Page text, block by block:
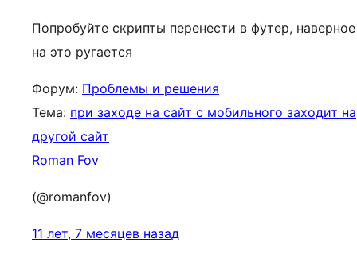
Попробуйте скрипты перенести в футер, наверное
на это ругается
Форум: Проблемы и решения
Тема: при заходе на сайт с мобильного заходит на
другой сайт
Roman Fov
(@romanfov)
11 лет, 7 месяцев назад